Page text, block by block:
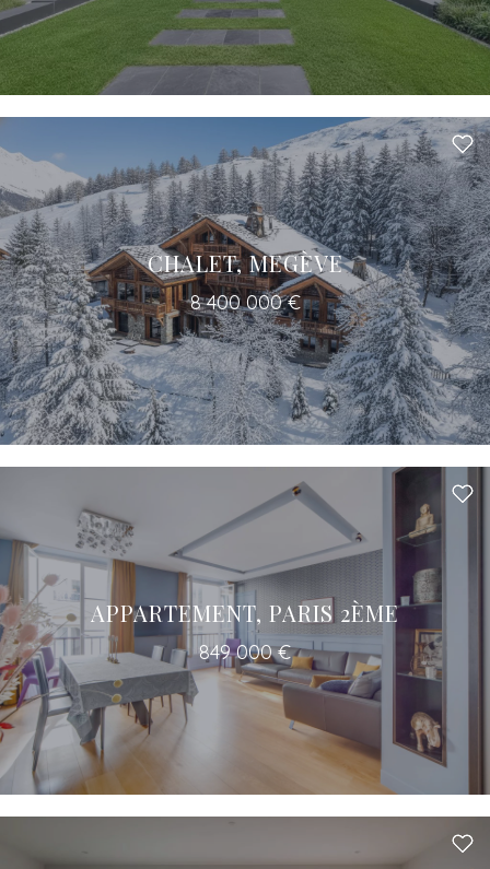
Un accès à tous les professionnels pour
votre projet
CHALET, MEGÈVE
8 400 000 €
APPARTEMENT, PARIS 2ÈME
849 000 €